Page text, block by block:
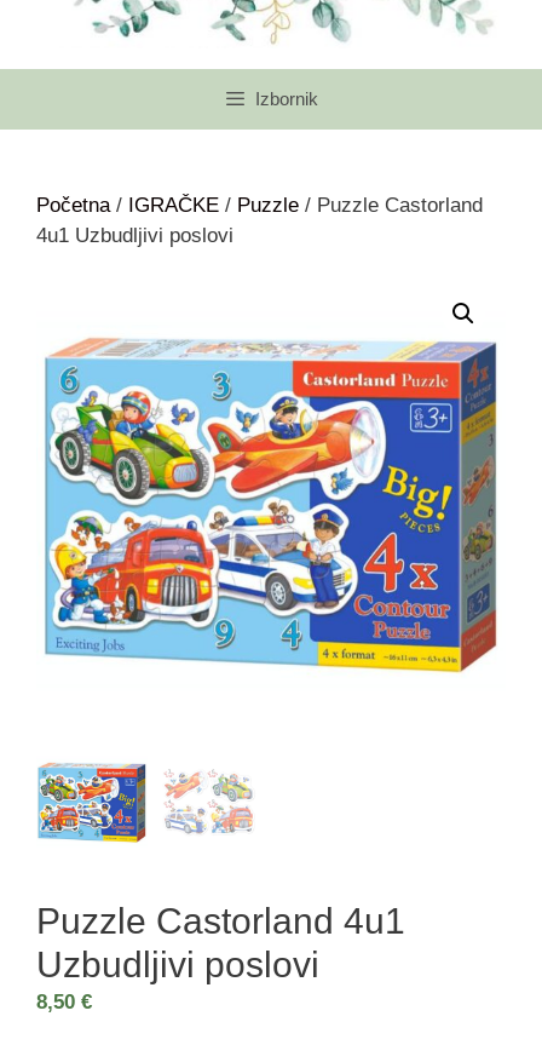
Izbornik
Početna/ IGRAČKE / Puzzle / Puzzle Castorland
4u1 Uzbudljivi poslovi
Puzzle Castorland 4u1
Uzbudljivi poslovi
8,50 €